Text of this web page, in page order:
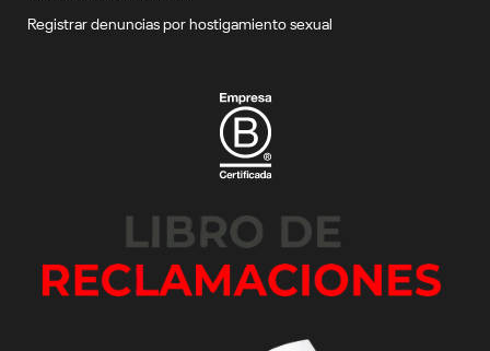
Registrar denuncias por hostigamiento sexual